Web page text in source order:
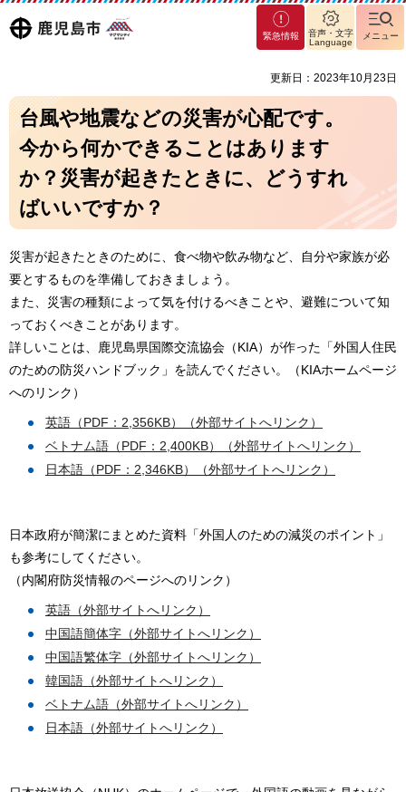
鹿児島
マグ
マシ
緊急情報
音声・文字
Language
メニュー
更新日：2023年10月23日
台風や地震などの災害が心配です。
今から何かできることはあります
か？災害が起きたときに、どうすれ
ばいいですか？
災害が起きたときのために、食べ物や飲み物など、自分や家族が必
要とするものを準備しておきましょう。
また、災害の種類によって気を付けるべきことや、避難について知
っておくべきことがあります。
詳しいことは、鹿児島県国際交流協会（KIA）が作った「外国人住民
のための防災ハンドブック」を読んでください。（KIAホームページ
へのリンク）
英語（PDF：2,356KB）（外部サイトへリンク）
ベトナム語（PDF：2,400KB）（外部サイトへリンク）
日本語（PDF：2,346KB）（外部サイトへリンク）
日本政府が簡潔にまとめた資料「外国人のための減災のポイント」
も参考にしてください。
（内閣府防災情報のページへのリンク）
英語（外部サイトへリンク）
中国語簡体字（外部サイトへリンク）
中国語繁体字（外部サイトへリンク）
韓国語（外部サイトへリンク）
ベトナム語（外部サイトへリンク）
日本語（外部サイトへリンク）